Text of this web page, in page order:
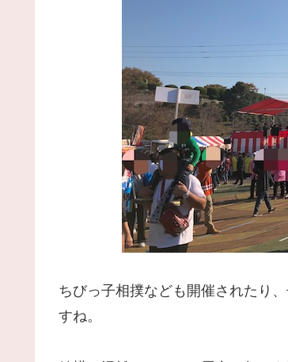
ちびっ子相撲なども開催されたり
すね。